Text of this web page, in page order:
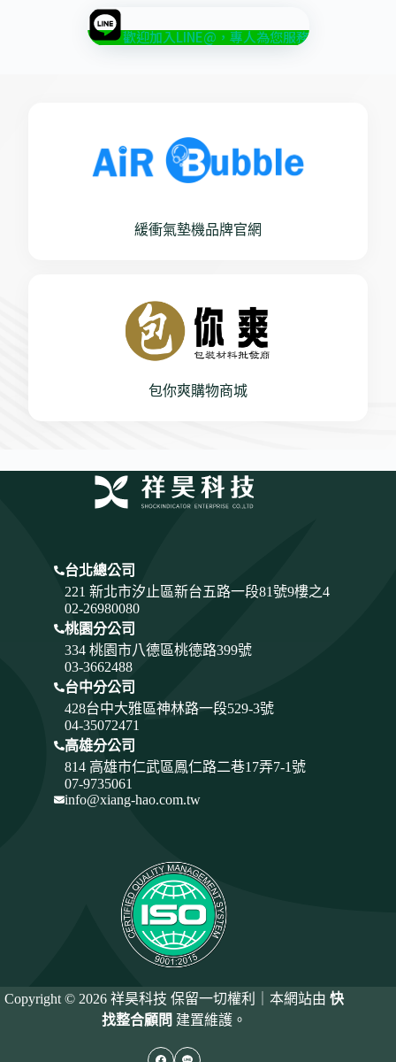
歡迎加入LINE@，專人為您服務
緩衝氣墊機品牌官網
包你爽購物商城
台北總公司
221 新北市汐止區新台五路一段81號9樓之4
02-26980080
桃園分公司
334 桃園市八德區桃德路399號
03-3662488
台中分公司
428台中大雅區神林路一段529-3號
04-35072471
高雄分公司
814 高雄市仁武區鳳仁路二巷17弄7-1號
07-9735061
info@xiang-hao.com.tw
Copyright © 2026 祥昊科技 保留一切權利｜本網站由快
找整合顧問 建置維護。